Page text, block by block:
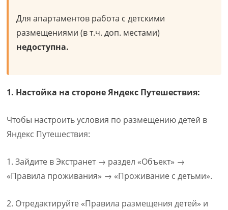
Для апартаментов работа с детскими
размещениями (в т.ч. доп. местами)
недоступна.
1. Настойка на стороне Яндекс Путешествия:
Чтобы настроить условия по размещению детей в
Яндекс Путешествия:
1. Зайдите в Экстранет → раздел «Объект» →
«Правила проживания» → «Проживание с детьми».
2. Отредактируйте «Правила размещения детей» и